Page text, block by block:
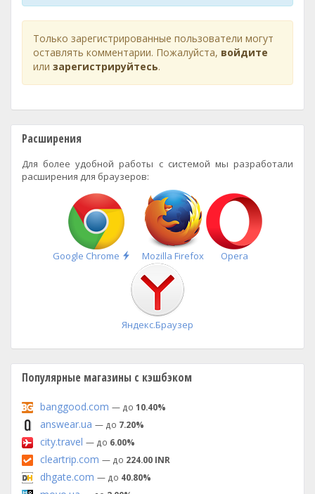
Только зарегистрированные пользователи могут
оставлять комментарии. Пожалуйста, войдите
или зарегистрируйтесь.
Расширения
Для более удобной работы с системой мы разработали
расширения для браузеров:
Google Chrome
Быстрая
установка
Mozilla Firefox Opera
Яндекс.Браузер
Популярные магазины с кэшбэком
banggood.com — до 10.40%
answear.ua — до 7.20%
city.travel — до 6.00%
cleartrip.com — до 224.00 INR
dhgate.com — до 40.80%